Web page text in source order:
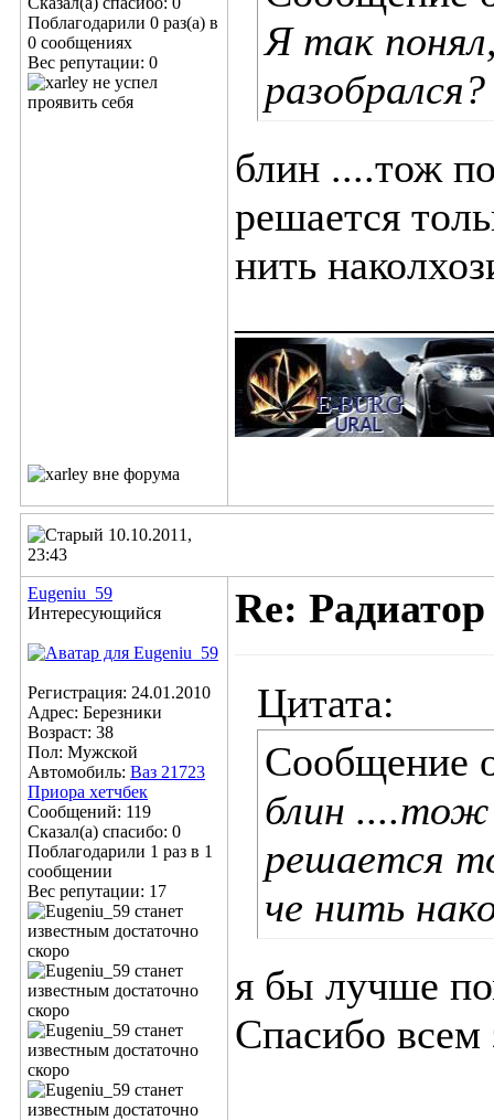
Поблагодарили 0 раз(а) в
0 сообщениях
Вес репутации: 0
Я так
разобрался?
блин ....тож
решается
нить
10.10.2011,
23:43
Eugeniu_59
Интересующийся
Регистрация: 24.01.2010
Адрес: Березники
Возраст: 38
Пол: Мужской
Автомобиль: Ваз 21723
Приора хетчбек
Сообщений: 119
Сказал(а) спасибо: 0
Поблагодарили 1 раз в 1
сообщении
Вес репутации: 17
Re:
Цитата:
Сообщение
блин
решается
че нить
я бы лучше
Спасибо всем